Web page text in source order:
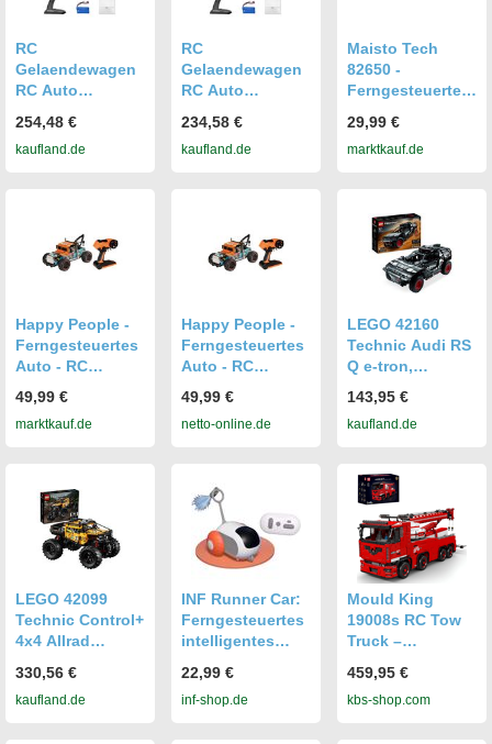
RC
Gelaendewagen
RC Auto
Auto
Vollproportional
Spielzeug fuer
Kinder Jungen
254,48 €
kaufland.de
RC
Gelaendewagen
RC Auto
Auto
Vollproportional
Spielzeug fuer
Kinder Jungen
234,58 €
kaufland.de
Maisto Tech
82650 -
Ferngesteuertes
Chiron (11cm,
Maßstab 1:41)
29,99 €
marktkauf.de
Happy People -
Ferngesteuertes
Auto - RC
Titan (1:14,
33cm)
49,99 €
marktkauf.de
Happy People -
Ferngesteuertes
Auto - RC
Titan (1:14,
33cm)
49,99 €
netto-online.de
LEGO 42160
Technic Audi RS
Q e-tron,
Rallye-Auto-
Spielzeug,
Geländewagen,
App-gesteuerter
RC mit
CONTROL+,
Geschenk für
Jungen,
Mädchen und
Fans ab 10
Jahren zum
143,95 €
kaufland.de
LEGO 42099
Technic Control+
4x4 Allrad
Geländewagen,
ferngesteuertes
330,56 €
kaufland.de
INF Runner Car:
Ferngesteuertes
intelligentes
Katzenspielzeug
Orange
22,99 €
inf-shop.de
Mould King
19008s RC Tow
Truck –
Abschleppwage
n
459,95 €
kbs-shop.com